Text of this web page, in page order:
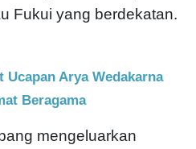
Fukui yang berdekatan.
Arya Wedakarna
Beragama
mengeluarkan